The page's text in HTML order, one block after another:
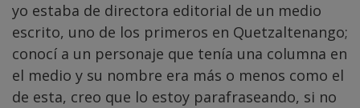
yo estaba de directora editorial de un medio
escrito, uno de los primeros en Quetzaltenango;
conocí a un personaje que tenía una columna en
el medio y su nombre era más o menos como el
de esta, creo que lo estoy parafraseando, si no